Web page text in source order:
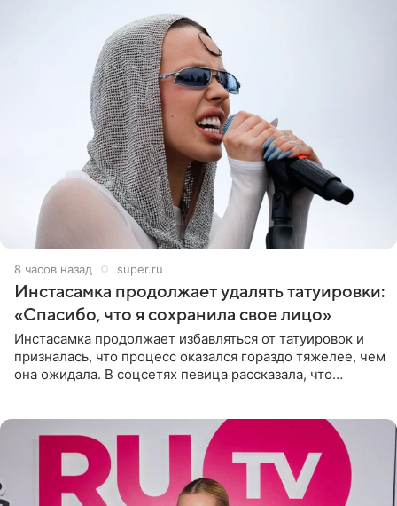
8 часов назад super.ru
Инстасамка продолжает удалять татуировки:
«Спасибо, что я сохранила свое лицо»
Инстасамка продолжает избавляться от татуировок и
призналась, что процесс оказался гораздо тяжелее, чем
она ожидала. В соцсетях певица рассказала, что